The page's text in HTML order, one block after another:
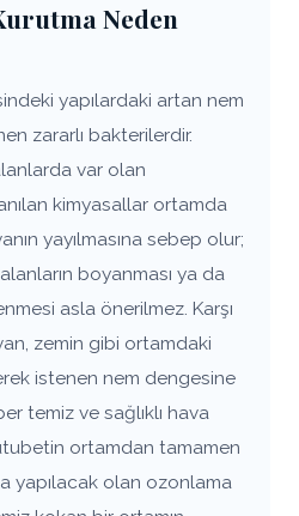
Neden
yapılardaki artan nem
zararlı bakterilerdir.
var olan
kimyasallar ortamda
yayılmasına sebep olur;
boyanması ya da
asla önerilmez. Karşı
zemin gibi ortamdaki
istenen nem dengesine
temiz ve sağlıklı hava
ortamdan tamamen
yapılacak olan ozonlama